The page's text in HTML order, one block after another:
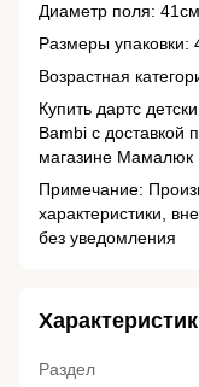
Диаметр поля: 41см
Размеры упаковки:
Возрастная
Купить дартс
Bambi с доставкой
магазине Мамалюк
Примечание:
характеристики,
без уведомления
Раздел